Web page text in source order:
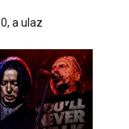
a ulaz